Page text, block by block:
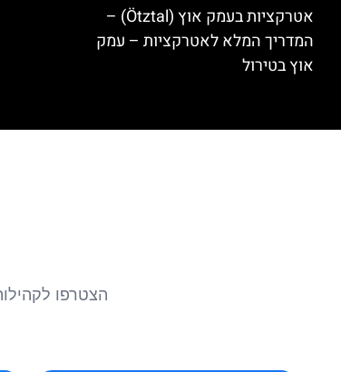
אטרקציות בעמק אוץ (Ötztal) –
המדריך המלא לאטרקציות – עמק
אוץ בטירול
הצטרפו